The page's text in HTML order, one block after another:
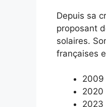
Depuis sa
proposant
solaires.
françaises
2009
2020
2023